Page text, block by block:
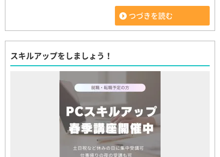
つづきを読む
スキルアップをしましょう！